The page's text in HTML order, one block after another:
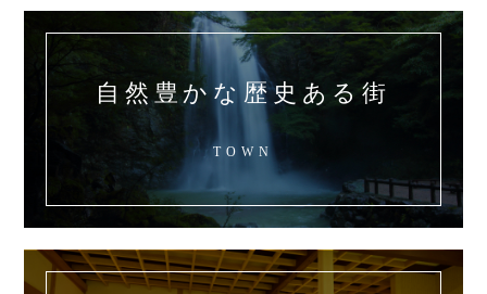
自然豊かな歴史ある街
TOWN